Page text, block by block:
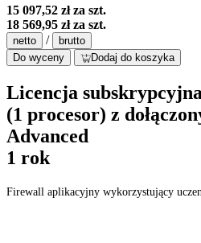
15 097,52 złza szt.
18 569,95 złza szt.
netto /
brutto
Do wyceny
Dodaj do koszyka
Licencja
(1 procesor) z
Advanced
1 rok
Firewall aplikacyjny wykorzystujący